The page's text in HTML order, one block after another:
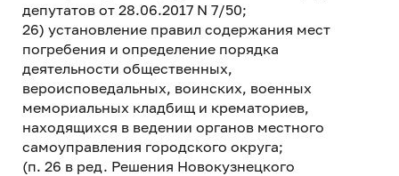
депутатов от 28.06.2017 N 7/50;
26) установление правил содержания мест
погребения и определение порядка
деятельности общественных,
вероисповедальных, воинских, военных
мемориальных кладбищ и крематориев,
находящихся в ведении органов местного
самоуправления городского округа;
(п. 26 в ред. Решения Новокузнецкого